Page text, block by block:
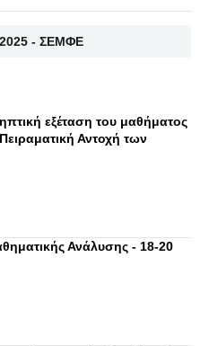
2025 - ΣΕΜΦΕ
εξέταση του μαθήματος
Αντοχή των
Ανάλυσης - 18-20